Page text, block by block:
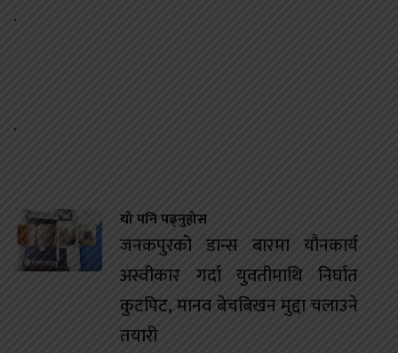
.
.
यो पनि पढ्नुहोस
जनकपुरको डान्स बारमा यौनकार्य
अस्वीकार गर्दा युवतीमाथि निर्घात
कुटपिट, मानव बेचबिखन मुद्दा चलाउने
तयारी